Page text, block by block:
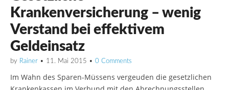
Krankenversicherung – wenig
Verstand bei effektivem
Geldeinsatz
by Rainer • 11. Mai 2015 • 0 Comments
Im Wahn des Sparen-Müssens vergeuden die gesetzlichen